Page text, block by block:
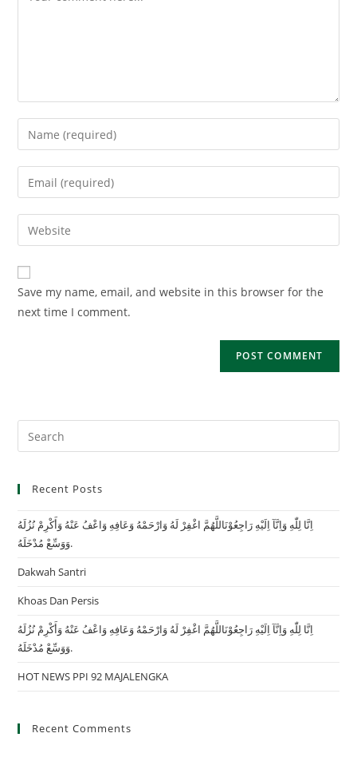
Enter
your
name
comment
Enter
your
email
address
comment
Enter
your
website
URL
(optional)
Save my name, email, and website in this browser for the
next time I comment.
Recent Posts
اِنَّا لِلّٰهِ وَاِنَّآ اِلَيْهِ رَاجِعُوْنَاللَّهُمَّ اغْفِرْ لَهُ وَارْحَمْهُ وَعَافِهِ وَاعْفُ عَنْهُ وَأَكْرِمْ نُزُلَهُ
وَوَسِّعْ مُدْخَلَهُ.
Dakwah Santri
Khoas Dan Persis
اِنَّا لِلّٰهِ وَاِنَّآ اِلَيْهِ رَاجِعُوْنَاللَّهُمَّ اغْفِرْ لَهُ وَارْحَمْهُ وَعَافِهِ وَاعْفُ عَنْهُ وَأَكْرِمْ نُزُلَهُ
وَوَسِّعْ مُدْخَلَهُ.
HOT NEWS PPI 92 MAJALENGKA
Recent Comments